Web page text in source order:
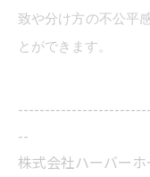
致や分け方の不公平
とができます。
--
株式会社ハーバーホ